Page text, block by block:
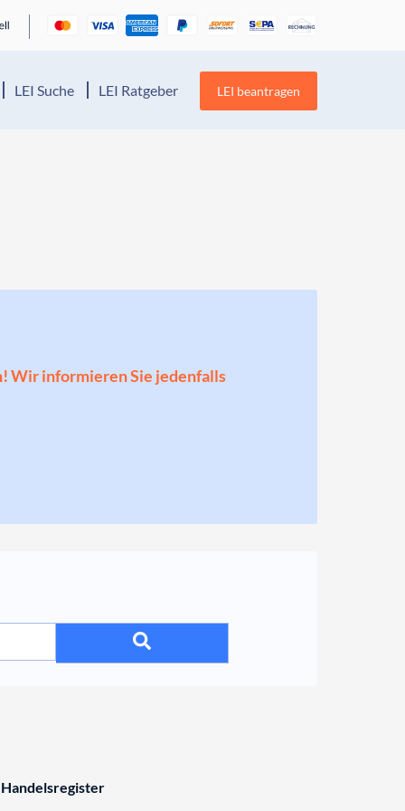
LEI Suche LEI Ratgeber LEI beantragen
Wir informieren Sie jedenfalls